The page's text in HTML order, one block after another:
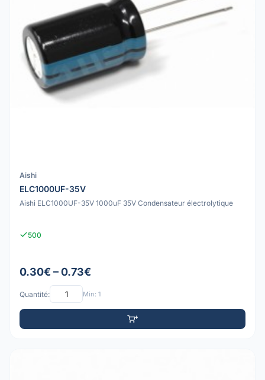
Aishi
ELC1000UF-35V
Aishi ELC1000UF-35V 1000uF 35V Condensateur électrolytique
500
0.30€ – 0.73€
Quantité: Min: 1